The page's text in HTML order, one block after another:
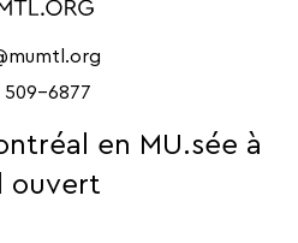
509-6877
en MU.sée à
ouvert